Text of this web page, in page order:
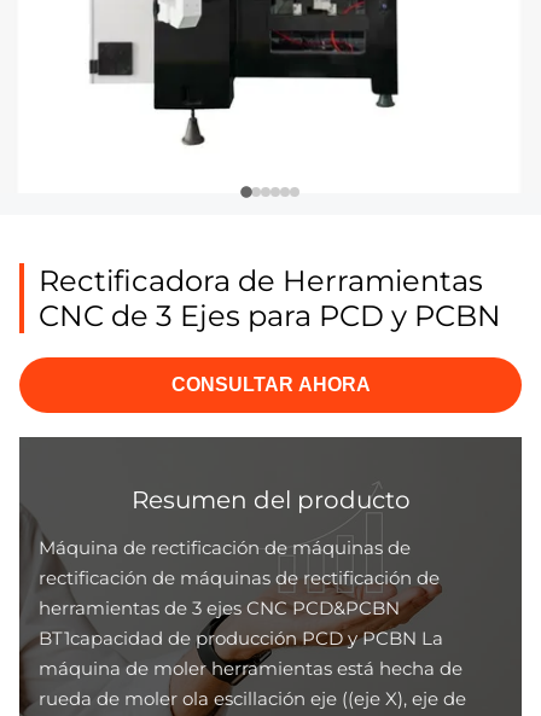
Rectificadora de Herramientas
CNC de 3 Ejes para PCD y PCBN
CONSULTAR AHORA
Resumen del producto
Máquina de rectificación de máquinas de
rectificación de máquinas de rectificación de
herramientas de 3 ejes CNC PCD&PCBN
BT1capacidad de producción PCD y PCBN La
máquina de moler herramientas está hecha de
rueda de moler ola escillación eje ((eje X), eje de